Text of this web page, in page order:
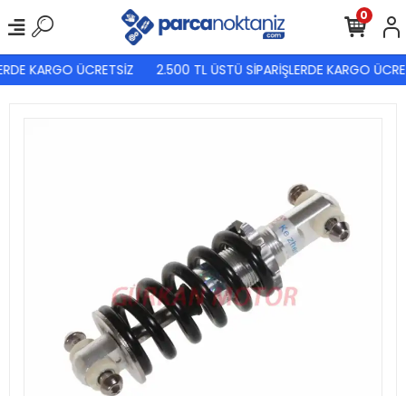
KARGO ÜCRETSİZ 2.500 TL ÜSTÜ SİPARİŞLERDE KARGO
0